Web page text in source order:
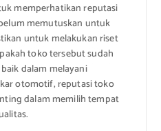
memperhatikan reputasi
memutuskan untuk
untuk melakukan riset
toko tersebut sudah
dalam melayani
otomotif, reputasi toko
dalam memilih tempat